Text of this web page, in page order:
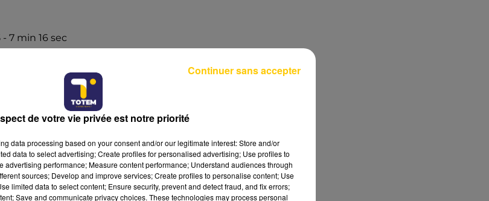
7 min 16 sec
Totem l'information à Tulle, Brive, dans le
et le pays sarladais avec les reportages de
sur le terrain.
de votre vie privée est notre priorité
data processing based on your consent and/or our legitimate interest: Store and/or
data to select advertising; Create profiles for personalised advertising; Use profiles to
advertising performance; Measure content performance; Understand audiences through
sources; Develop and improve services; Create profiles to personalise content; Use
limited data to select content; Ensure security, prevent and detect fraud, and fix errors;
Save and communicate privacy choices. These technologies may process personal
Continuer sans accepter